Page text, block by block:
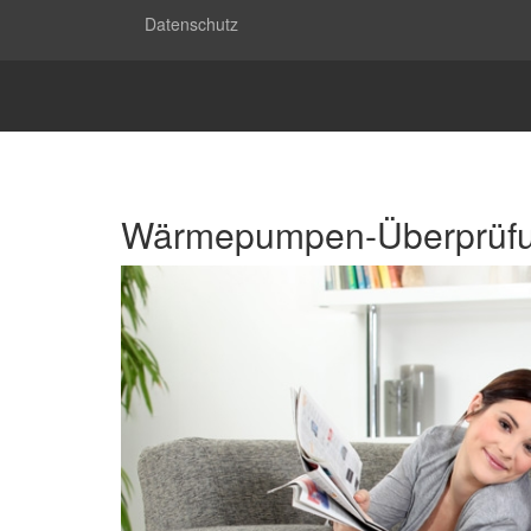
Datenschutz
Wärmepumpen-